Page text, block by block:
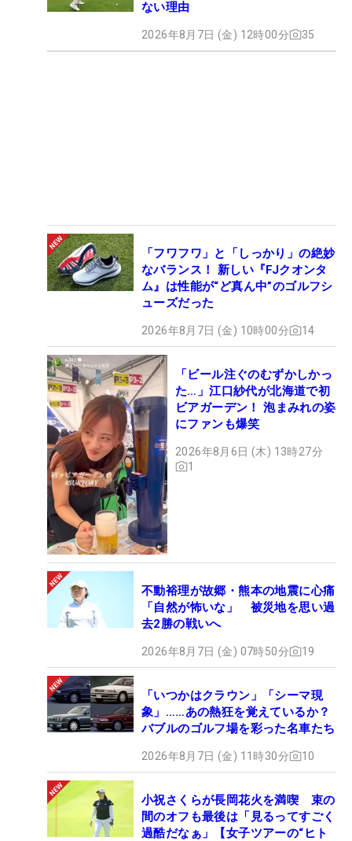
ない理由
2026年8月7日 (金) 12時00分 35
「フワフワ」と「しっかり」の絶妙
なバランス！ 新しい『FJクオンタ
ム』は性能が“ど真ん中”のゴルフシ
ューズだった
2026年8月7日 (金) 10時00分 14
「ビール注ぐのむずかしかっ
た…」江口紗代が北海道で初
ビアガーデン！ 泡まみれの姿
にファンも爆笑
2026年8月6日 (木) 13時27分
1
不動裕理が故郷・熊本の地震に心痛
「自然が怖いな」 被災地を思い過
去2勝の戦いへ
2026年8月7日 (金) 07時50分 19
「いつかはクラウン」「シーマ現
象」……あの熱狂を覚えているか？
バブルのゴルフ場を彩った名車たち
2026年8月7日 (金) 11時30分 10
小祝さくらが長岡花火を満喫 束の
間のオフも最後は「見るってすごく
過酷だなぁ」【女子ツアーの“ヒト